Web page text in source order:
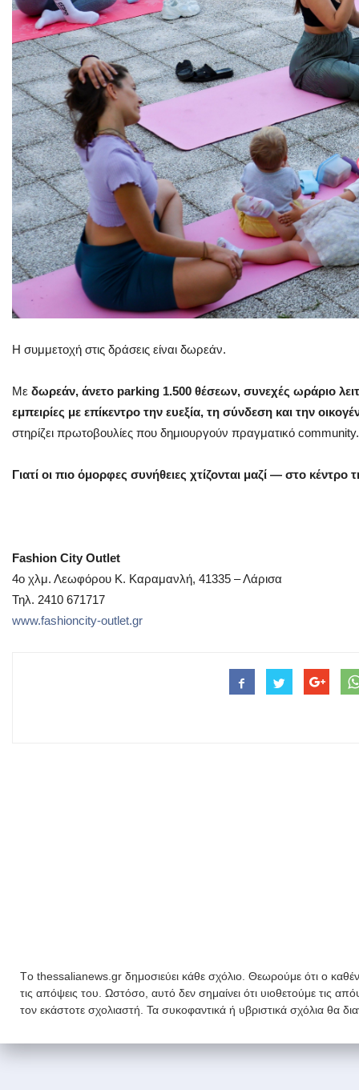
Η συμμετοχή στις δράσεις είναι δωρεάν.
Με δωρεάν, άνετο parking 1.500 θέσεων, συνεχές ωράριο
εμπειρίες με επίκεντρο την ευεξία, τη σύνδεση και την
στηρίζει πρωτοβουλίες που δημιουργούν πραγματικό community.
Γιατί οι πιο όμορφες συνήθειες χτίζονται μαζί — στο
Fashion City Outlet
4ο χλμ. Λεωφόρου Κ. Καραμανλή, 41335 – Λάρισα
Τηλ. 2410 671717
www.fashioncity-outlet.gr
Tο thessalianews.gr δημοσιεύει κάθε σχόλιο. Θεωρούμε ότι ο
τις απόψεις του. Ωστόσο, αυτό δεν σημαίνει ότι υιοθετούμε τις
τον εκάστοτε σχολιαστή. Τα συκοφαντικά ή υβριστικά σχόλια θα